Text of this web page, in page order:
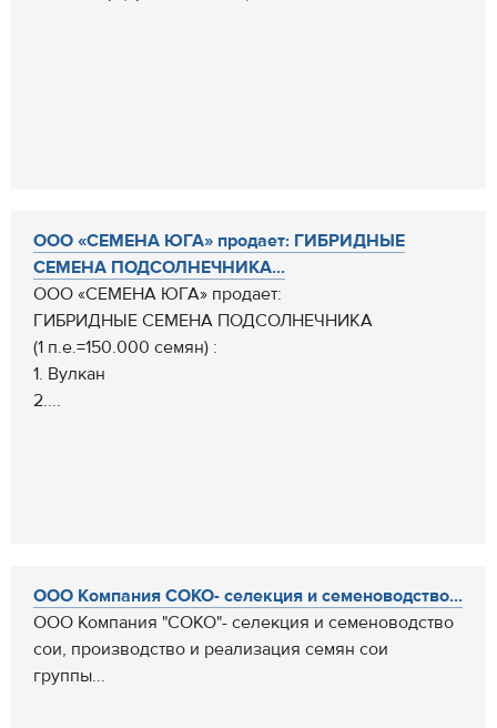
ООО «СЕМЕНА ЮГА» продает: ГИБРИДНЫЕ
СЕМЕНА ПОДСОЛНЕЧНИКА...
ООО «СЕМЕНА ЮГА» продает:
ГИБРИДНЫЕ СЕМЕНА ПОДСОЛНЕЧНИКА
(1 п.е.=150.000 семян) :
1. Вулкан
2....
ООО Компания СОКО- селекция и семеноводство...
ООО Компания "СОКО"- селекция и семеноводство
сои, производство и реализация семян сои
группы...